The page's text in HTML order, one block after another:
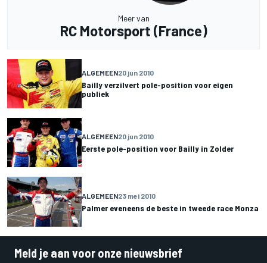
Meer van
RC Motorsport (France)
ALGEMEEN20 jun 2010
Bailly verzilvert pole-position voor eigen
publiek
ALGEMEEN20 jun 2010
Eerste pole-position voor Bailly in Zolder
ALGEMEEN23 mei 2010
Palmer eveneens de beste in tweede race Monza
Meld je aan voor onze nieuwsbrief